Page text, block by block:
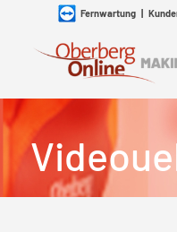
Fernwartung|